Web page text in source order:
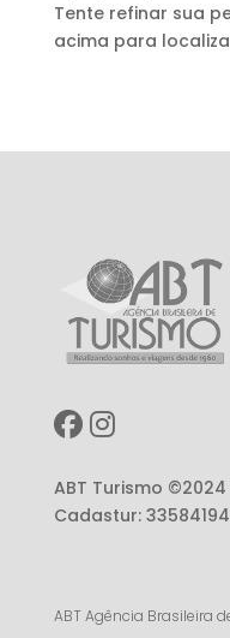
Tente refinar sua
acima para
ABT Turismo ©2024
Cadastur:
ABT Agência Brasileira